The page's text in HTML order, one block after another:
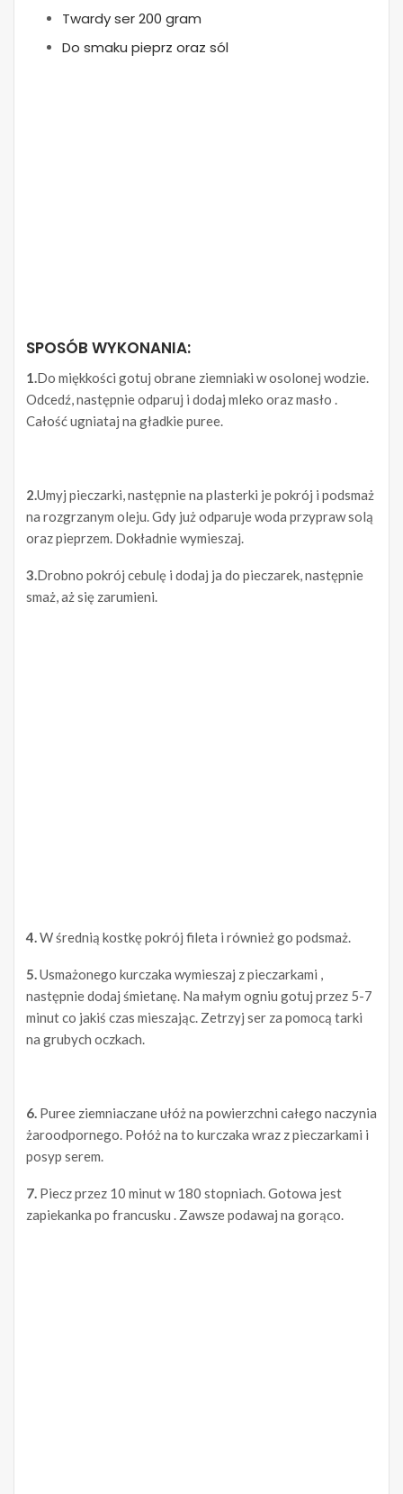
Twardy ser 200 gram
Do smaku pieprz oraz sól
SPOSÓB WYKONANIA:
1.Do miękkości gotuj obrane ziemniaki w osolonej wodzie.
Odcedź, następnie odparuj i dodaj mleko oraz masło .
Całość ugniataj na gładkie puree.
2.Umyj pieczarki, następnie na plasterki je pokrój i podsmaż
na rozgrzanym oleju. Gdy już odparuje woda przypraw solą
oraz pieprzem. Dokładnie wymieszaj.
3.Drobno pokrój cebulę i dodaj ja do pieczarek, następnie
smaż, aż się zarumieni.
4.W średnią kostkę pokrój fileta i również go podsmaż.
5.Usmażonego kurczaka wymieszaj z pieczarkami ,
następnie dodaj śmietanę. Na małym ogniu gotuj przez 5-7
minut co jakiś czas mieszając. Zetrzyj ser za pomocą tarki
na grubych oczkach.
6. Puree ziemniaczane ułóż na powierzchni całego naczynia
żaroodpornego. Połóż na to kurczaka wraz z pieczarkami i
posyp serem.
7. Piecz przez 10 minut w 180 stopniach. Gotowa jest
zapiekanka po francusku . Zawsze podawaj na gorąco.